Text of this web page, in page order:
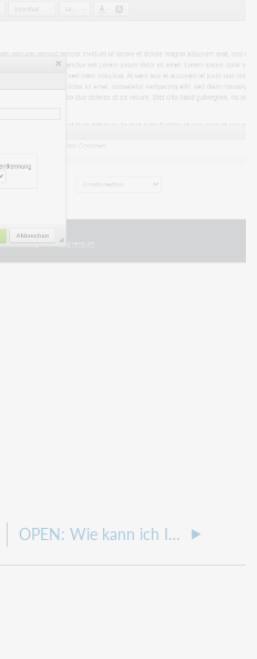
OPEN: Wie kann ich Inhalte in meinen HTML-Modulen bearbeiten?